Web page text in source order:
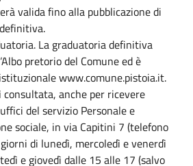
valida fino alla pubblicazione di
La graduatoria definitiva
pretorio del Comune ed è
www.comune.pistoia.it.
anche per ricevere
del servizio Personale e
sociale, in via Capitini 7 (telefono
di lunedì, mercoledì e venerdì
e giovedì dalle 15 alle 17 (salvo